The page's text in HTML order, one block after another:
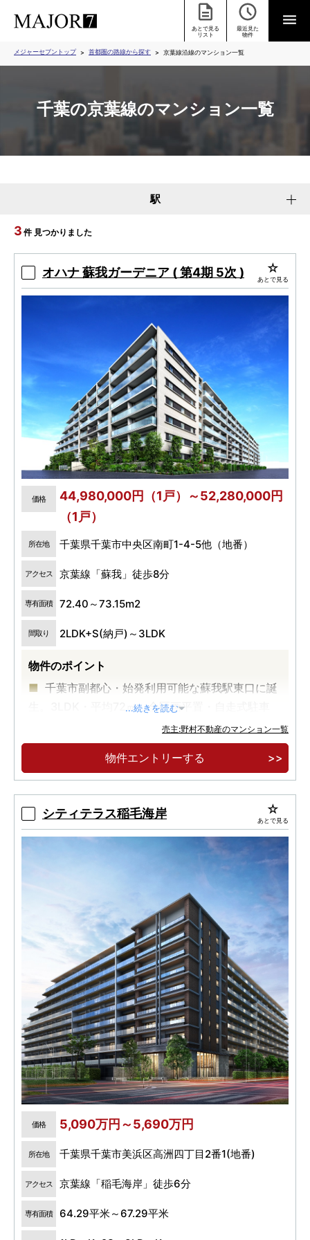
あとで見る
リスト
最近見た
物件
メジャーセブントップ 首都圏の路線から探す 京葉線沿線のマンション一覧
千葉の京葉線のマンション一覧
駅
3 件 見つかりました
オハナ 蘇我ガーデニア ( 第4期 5次 ) あとで見る
価格
44,980,000円（1戸）～52,280,000円
（1戸）
所在地 千葉県千葉市中央区南町1-4-5他（地番）
アクセス 京葉線「蘇我」徒歩8分
専有面積 72.40～73.15m2
間取り 2LDK+S(納戸)～3LDK
物件のポイント
千葉市副都心・始発利用可能な蘇我駅東口に誕
生。3LDK・平均72㎡。全区画平置・自走式駐車
...続きを読む
売主:野村不動産のマンション一覧
物件エントリーする
シティテラス稲毛海岸 あとで見る
価格 5,090万円～5,690万円
所在地 千葉県千葉市美浜区高洲四丁目2番1(地番)
アクセス 京葉線「稲毛海岸」徒歩6分
専有面積 64.29平米～67.29平米